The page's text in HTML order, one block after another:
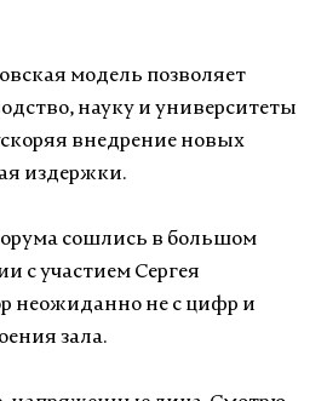
модель позволяет
науку и университеты
внедрение новых
издержки.
сошлись в большом
с участием Сергея
неожиданно не с цифр и
зала.